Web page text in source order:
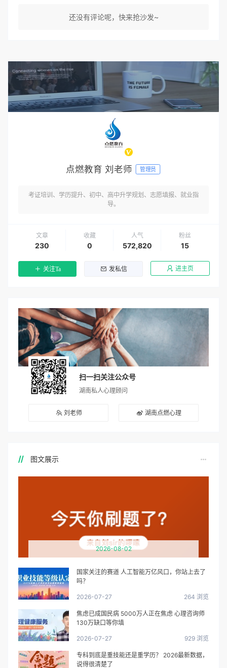
还没有评论呢，快来抢沙发~
点燃教育 刘老师 管理员
考证培训、学历提升、初中、高中升学规划、志愿填报、就业指
导。
文章
230
收藏
0
人气
572,820
粉丝
15
关注Ta 发私信 进主页
扫一扫关注公众号
湖南私人心理顾问
刘老师 湖南点燃心理
图文展示
2026-08-02
国家关注的赛道 人工智能万亿风口，你站上去了
吗？
2026-07-27 264 浏览
焦虑已成国民病 5000万人正在焦虑 心理咨询师
130万缺口等你填
2026-07-27 929 浏览
专科到底是重技能还是重学历？ 2026最新数据，
说得很清楚了